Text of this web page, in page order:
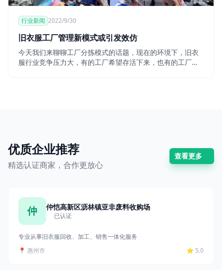
行业新闻 2022/9/30
旧衣服工厂管理新模式或引发效仿
今天我们来聊聊工厂分拣模式的话题，现在的环境下，旧衣
服行业竞争压力大，有的工厂希望存活下来，也有的工厂想
优质企业推荐
精选认证商家，合作更放心
查看更多
仲 仲恺高新区沥林镇亚非废料收购场
已认证
专业从事旧衣服回收、加工、销售一体化服务
📍 惠州市
⭐ 5.0